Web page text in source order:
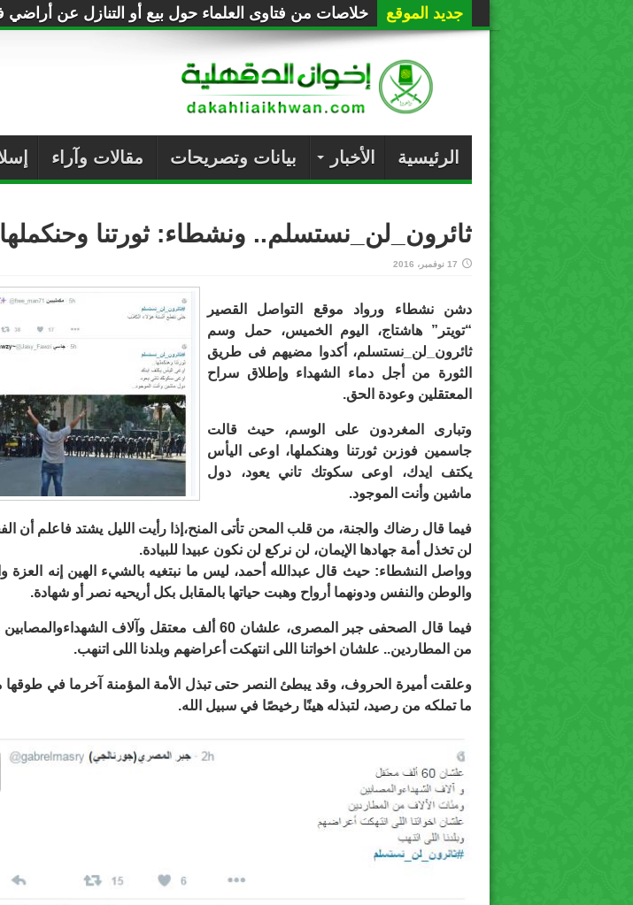
جديد الموقع خلاصات من فتاوى العلماء حول بيع أو التنازل عن أراضي
الرئيسية الأخبار بيانات وتصريحات مقالات وآراء
ثائرون_لن_نستسلم.. ونشطاء: ثورتنا وحنكملها
17 نوفمبر، 2016
دشن نشطاء ورواد موقع التواصل القصير
“تويتر” هاشتاج، اليوم الخميس، حمل وسم
ثائرون_لن_نستسلم، أكدوا مضيهم فى طريق
الثورة من أجل دماء الشهداء وإطلاق سراح
المعتقلين وعودة الحق.
وتبارى المغردون على الوسم، حيث قالت
جاسمين فوزىن ثورتنا وهنكملها، اوعى اليأس
يكتف ايدك، اوعى سكوتك تاني يعود، دول
ماشين وأنت الموجود.
فيما قال رضاك والجنة، من قلب المحن تأتى المنح،إذا رأيت الليل يشتد فاعلم أن
لن تخذل أمة جهادها الإيمان، لن نركع لن نكون عبيدا للبيادة.
وواصل النشطاء: حيث قال عبدالله أحمد، ليس ما نبتغيه بالشيء الهين إنه العزة
والوطن والنفس ودونهما أرواح وهبت حياتها بالمقابل بكل أريحيه نصر أو شهادة.
فيما قال الصحفى جبر المصرى، علشان 60 ألف معتقل وآلاف
من المطاردين.. علشان اخواتنا اللى انتهكت أعراضهم وبلدنا اللى اتنهب.
وعلقت أميرة الحروف، وقد يبطئ النصر حتى تبذل الأمة المؤمنة آخرما في طوقها
ما تملكه من رصيد، لتبذله هينًا رخيصًا في سبيل الله.